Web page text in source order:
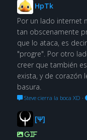
HpTk
Por un lado internet
tan obscenamente
que lo ataca, es
"progre". Por otro
creer que también
exista, y de corazón
basura.
Steve cierra la boca XD ·
[Ψ]
GIF